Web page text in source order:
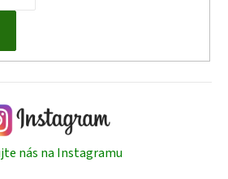
nás na Instagramu